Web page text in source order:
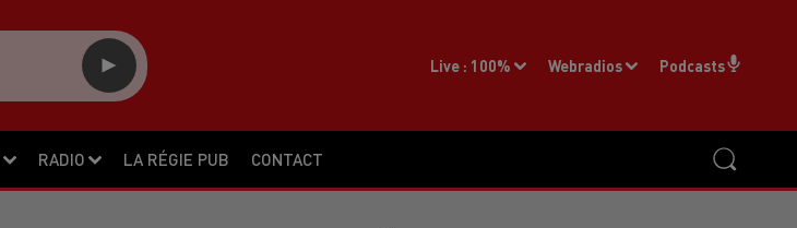
RADIO LA RÉGIE PUB CONTACT
Live : 100% Webradios Podcasts